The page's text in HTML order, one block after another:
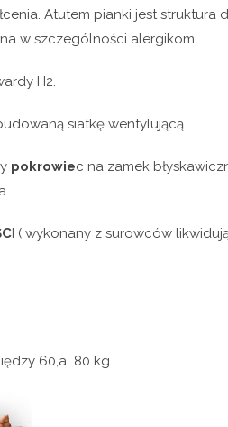
Atutem pianki jest
w szczególności alergikom.
H2.
siatkę wentylującą.
pokrowiec na zamek
I ( wykonany z surowców
60,a 80 kg.